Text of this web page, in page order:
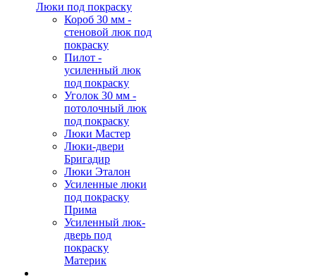
Люки под покраску
Короб 30 мм -
стеновой люк под
покраску
Пилот -
усиленный люк
под покраску
Уголок 30 мм -
потолочный люк
под покраску
Люки Мастер
Люки-двери
Бригадир
Люки Эталон
Усиленные люки
под покраску
Прима
Усиленный люк-
дверь под
покраску
Материк